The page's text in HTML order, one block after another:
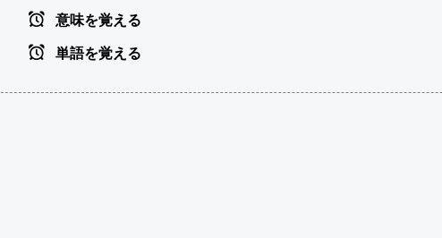
意味を覚える
単語を覚える